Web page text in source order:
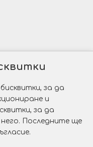
за да
и
за да
Последните ще